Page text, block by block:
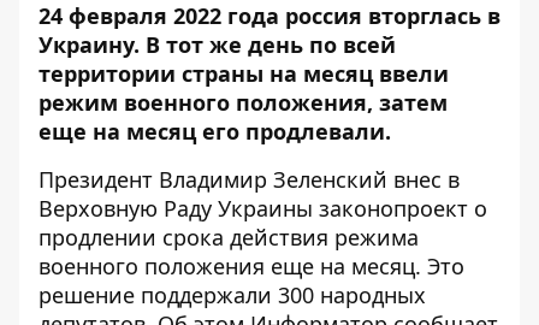
24 февраля 2022 года россия вторглась в
Украину. В тот же день по всей
территории страны на месяц ввели
режим военного положения, затем
еще на месяц его продлевали.
Президент Владимир Зеленский внес в
Верховную Раду Украины законопроект о
продлении срока действия режима
военного положения еще на месяц. Это
решение поддержали 300 народных